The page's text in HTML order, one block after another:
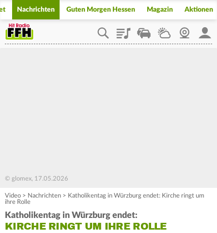
Nachrichten Guten Morgen Hessen Magazin Aktionen
PlaylistStaupilotWetterWebcam
© glomex, 17.05.2026
Video > Nachrichten > Katholikentag in Würzburg endet: Kirche ringt um
ihre Rolle
Katholikentag in Würzburg endet:
KIRCHE RINGT UM IHRE ROLLE